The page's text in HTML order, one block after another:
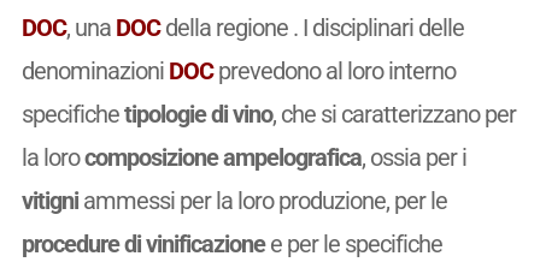
DOC, una DOCdella regione . I disciplinari delle
denominazioni DOCprevedono al loro interno
specifichetipologie di vino, che si caratterizzano per
la lorocomposizione ampelografica, ossia per i
vitigniammessi per la loro produzione, per le
procedure di vinificazionee per le specifiche